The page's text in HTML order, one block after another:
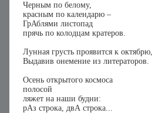
Черным по белому,
красным по календарю –
ГрАблями листопад
прячь по колодцам кратеров.
Лунная грусть проявится к октябрю,
Выдавив онемение из литераторов.
Осень открытого космоса
полосой
ляжет на наши будни:
рАз строка, двА строка...